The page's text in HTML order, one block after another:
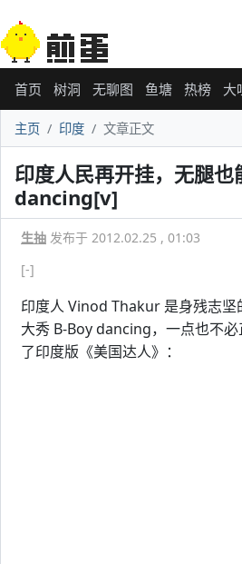
首页 树洞 无聊图 鱼塘 热榜 大
主页 印度 文章正文
印度人民再开挂，无腿
dancing[v]
生抽 发布于 2012.02.25 , 01:03
[-]
印度人 Vinod Thakur 是身残志坚
大秀 B-Boy dancing，一点也不
了印度版《美国达人》：